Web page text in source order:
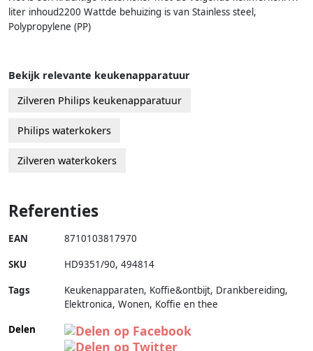
liter inhoud2200 Wattde behuizing is van Stainless steel,
Polypropylene (PP)
Bekijk relevante keukenapparatuur
Zilveren Philips keukenapparatuur
Philips waterkokers
Zilveren waterkokers
Referenties
EAN 8710103817970
SKU HD9351/90, 494814
Tags
Keukenapparaten, Koffie&ontbijt, Drankbereiding,
Elektronica, Wonen, Koffie en thee
Delen